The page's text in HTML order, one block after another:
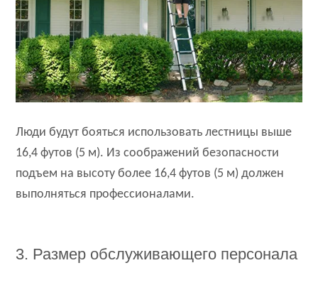
Люди будут бояться использовать лестницы выше
16,4 футов (5 м). Из соображений безопасности
подъем на высоту более 16,4 футов (5 м) должен
выполняться профессионалами.
3. Размер обслуживающего персонала